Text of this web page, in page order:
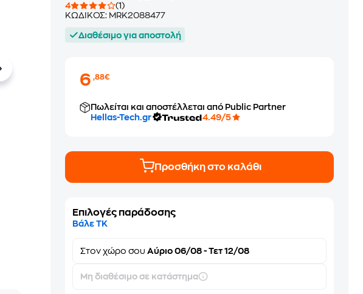
4
(1)
ΚΩΔΙΚΟΣ: MRK2088477
Διαθέσιμο για αποστολή
6,88€
Πωλείται και αποστέλλεται από Public Partner
Hellas-Tech.gr
4.49/5
Προσθήκη στο καλάθι
Επιλογές παράδοσης
Βάλε ΤΚ
Στονχώρο σου Αύριο 06/08 - Τετ 12/08
Μη διαθέσιμο σε κατάστημα